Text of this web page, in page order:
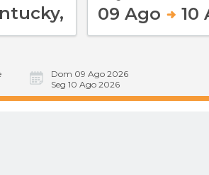
09 Ago 10
Dom 09 Ago 2026
Seg 10 Ago 2026